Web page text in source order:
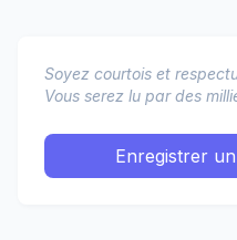
Soyez courtois et
Vous serez lu par des
Enregistrer